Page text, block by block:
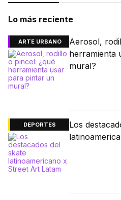
Lo más reciente
ARTE URBANO
Aerosol,
herramienta
mural?
DEPORTES
Los